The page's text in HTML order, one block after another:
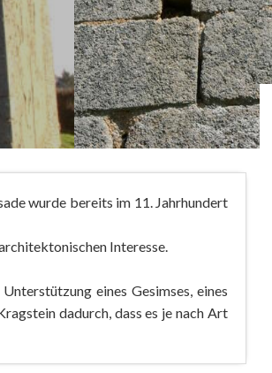
wurde bereits im 11. Jahrhundert
Interesse.
eines Gesimses, eines
dadurch, dass es je nach Art